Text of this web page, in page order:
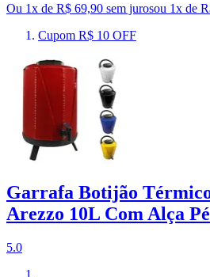
Ou 1x de R$ 69,90 sem jurosou 1x de
Cupom R$ 10 OFF
Garrafa Botijão
Arezzo 10L Com Alça
5.0